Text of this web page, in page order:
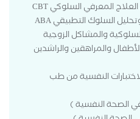
اخصائي نفسي متخصص في العلاج المعرفي السلوكي CBT
والمشاكل الزوجية
والمراهقين والراشدين
النفسية من طب
الصحة النفسية )